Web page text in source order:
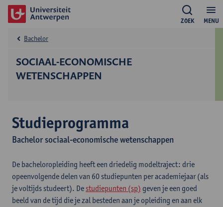
MENU
ZOEK
SOCIAAL-ECONOMISCHE
WETENSCHAPPEN
Bachelor
Studieprogramma
Bachelor sociaal-economische wetenschappen
De bacheloropleiding heeft een driedelig modeltraject: drie
opeenvolgende delen van 60 studiepunten per academiejaar (als
je voltijds studeert). De studiepunten (sp) geven je een goed
beeld van de tijd die je zal besteden aan je opleiding en aan elk